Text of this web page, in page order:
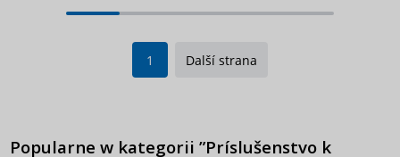
1 Další strana
Popularne w kategorii ”Príslušenstvo k